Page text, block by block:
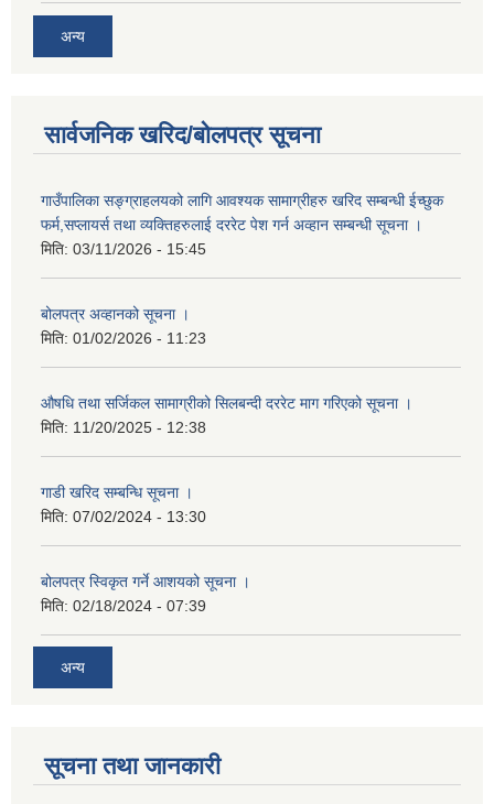
अन्य
सार्वजनिक खरिद/बोलपत्र सूचना
गाउँपालिका सङ्ग्राहलयको लागि आवश्यक सामाग्रीहरु खरिद सम्बन्धी ईच्छुक
फर्म,सप्लायर्स तथा व्यक्तिहरुलाई दररेट पेश गर्न अव्हान सम्बन्धी सूचना ।
मिति: 03/11/2026 - 15:45
बोलपत्र अव्हानको सूचना ।
मिति: 01/02/2026 - 11:23
औषधि तथा सर्जिकल सामाग्रीको सिलबन्दी दररेट माग गरिएको सूचना ।
मिति: 11/20/2025 - 12:38
गाडी खरिद सम्बन्धि सूचना ।
मिति: 07/02/2024 - 13:30
बोलपत्र स्विकृत गर्ने आशयको सूचना ।
मिति: 02/18/2024 - 07:39
अन्य
सूचना तथा जानकारी